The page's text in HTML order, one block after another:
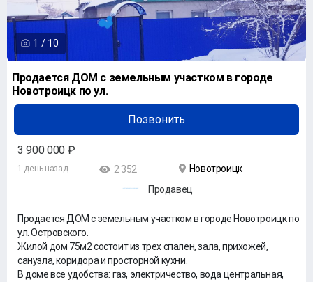
1 / 10
Продается ДОМ с земельным участком в городе
Новотроицк по ул.
Позвонить
3 900 000 ₽
1 день назад 2 352
Новотроицк
Продавец
Продается ДОМ с земельным участком в городе Новотроицк по
ул. Островского.
Жилой дом 75м2 состоит из трех спален, зала, прихожей,
санузла, коридора и просторной кухни.
В доме все удобства: газ, электричество, вода центральная,